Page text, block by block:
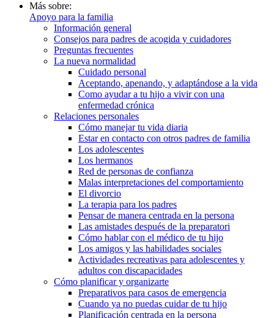
Más sobre:
Apoyo para la familia
Información general
Consejos para padres de acogida y cuidadores
Preguntas frecuentes
La nueva normalidad
Cuidado personal
Aceptando, apenando, y adaptándose a la vida
Como ayudar a tu hijo a vivir con una
enfermedad crónica
Relaciones personales
Cómo manejar tu vida diaria
Estar en contacto con otros padres de familia
Los adolescentes
Los hermanos
Red de personas de confianza
Malas interpretaciones del comportamiento
El divorcio
La terapia para los padres
Pensar de manera centrada en la persona
Las amistades después de la preparatori
Cómo hablar con el médico de tu hijo
Los amigos y las habilidades sociales
Actividades recreativas para adolescentes y
adultos con discapacidades
Cómo planificar y organizarte
Preparativos para casos de emergencia
Cuando ya no puedas cuidar de tu hijo
Planificación centrada en la persona